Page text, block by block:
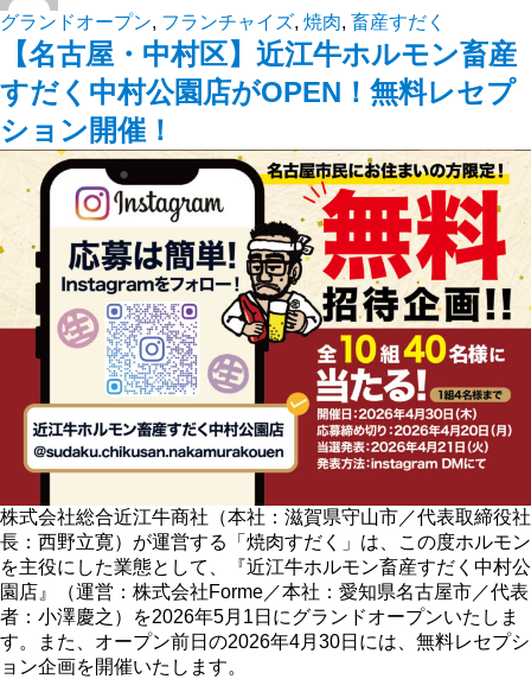
グランドオープン, フランチャイズ, 焼肉, 畜産すだく
【名古屋・中村区】近江牛ホルモン畜産
すだく中村公園店がOPEN！無料レセプ
ション開催！
株式会社総合近江牛商社（本社：滋賀県守山市／代表取締役社
長：西野立寛）が運営する「焼肉すだく」は、この度ホルモン
を主役にした業態として、『近江牛ホルモン畜産すだく中村公
園店』（運営：株式会社Forme／本社：愛知県名古屋市／代表
者：小澤慶之）を2026年5月1日にグランドオープンいたしま
す。また、オープン前日の2026年4月30日には、無料レセプシ
ョン企画を開催いたします。